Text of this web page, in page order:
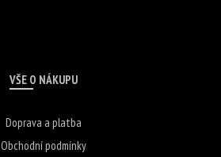
VŠE O NÁKUPU
Doprava a platba
Obchodní podmínky